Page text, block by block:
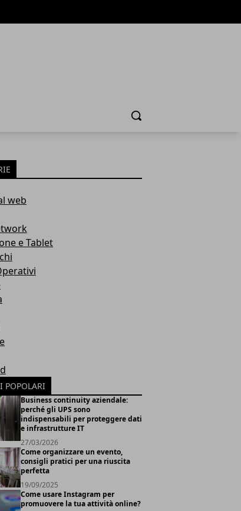
Cerca
web
e Tablet
POPOLARI
Business continuity aziendale:
perché gli UPS sono
indispensabili per proteggere dati
e infrastrutture IT
27/03/2026
Come organizzare un evento,
consigli pratici per una riuscita
perfetta
19/09/2025
Come usare Instagram per
promuovere la tua attività online?